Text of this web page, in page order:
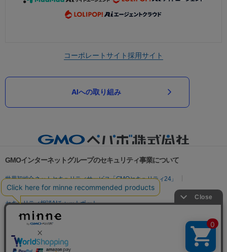
コーポレートサイト採用サイト
AIへの取り組み
GMOインターネットグループのセキュリティ事業について
世界初総合ネットセキュリティサービス「GMOセキュリティ24」
パスワード漏洩診断
Webサイトリスク診断
セキュリティ相談AIチャットボット
実在証明・盗聴対策
サイバー攻撃対策（GMO Flatt Security）